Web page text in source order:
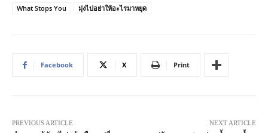
What Stops You
มุ่งไปอย่าให้อะไรมาหยุด
Facebook X Print
PREVIOUS ARTICLE NEXT ARTICLE